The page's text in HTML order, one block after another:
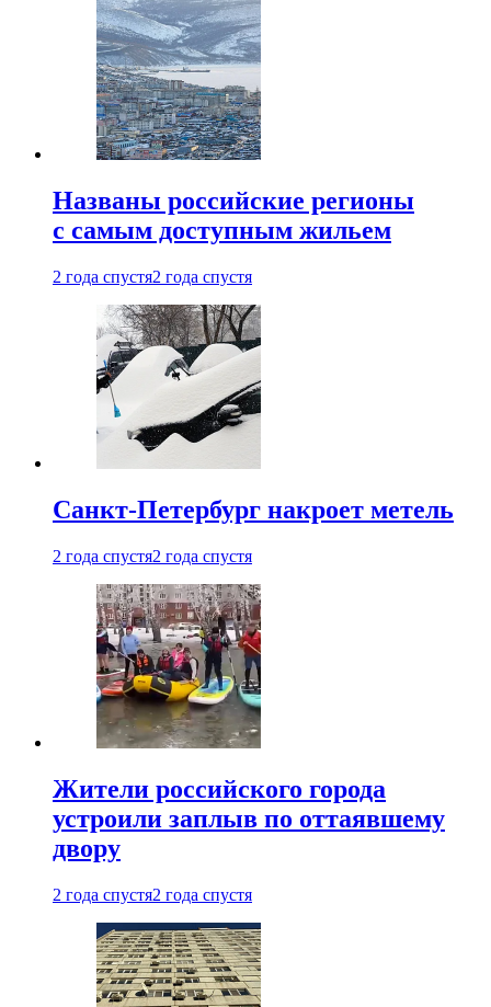
Названы российские регионы
с самым доступным жильем
2 года спустя2 года спустя
Санкт-Петербург накроет метель
2 года спустя2 года спустя
Жители российского города
устроили заплыв по оттаявшему
двору
2 года спустя2 года спустя